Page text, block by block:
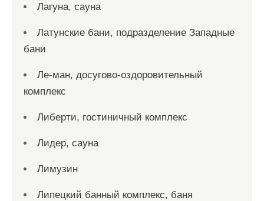
Лагуна, сауна
Латунские бани, подразделение Западные
бани
Ле-ман, досугово-оздоровительный
комплекс
Либерти, гостиничный комплекс
Лидер, сауна
Лимузин
Липецкий банный комплекс, баня